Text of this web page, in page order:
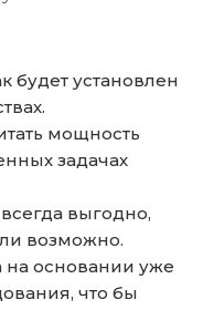
будет установлен
мощность
задачах
выгодно,
возможно.
основании уже
что бы